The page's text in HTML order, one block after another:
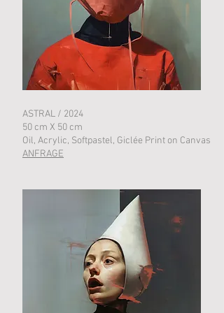
ASTRAL / 2024
50 cm X 50 cm
Oil, Acrylic, Softpastel, Giclée Print on Canvas
ANFRAGE